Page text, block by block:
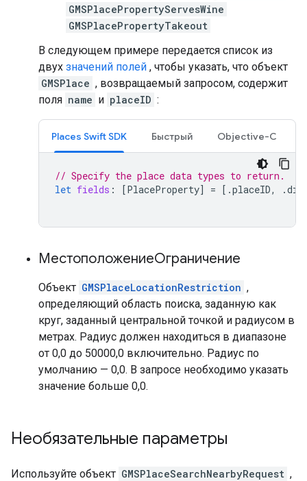
GMSPlacePropertyServesWine
GMSPlacePropertyTakeout
В следующем примере передается список из
двух значений полей , чтобы указать, что объект
GMSPlace , возвращаемый запросом, содержит
поля name и placeID :
Places Swift SDK Быстрый Objective-C
// Specify the place data types to return.
let fields : [PlaceProperty] = [.placeID, .
МестоположениеОграничение
Объект GMSPlaceLocationRestriction ,
определяющий область поиска, заданную как
круг, заданный центральной точкой и радиусом в
метрах. Радиус должен находиться в диапазоне
от 0,0 до 50000,0 включительно. Радиус по
умолчанию — 0,0. В запросе необходимо указать
значение больше 0,0.
Необязательные параметры
Используйте объект GMSPlaceSearchNearbyRequest ,